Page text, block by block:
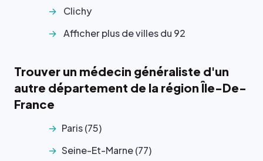
Clichy
Afficher plus de villes du 92
Trouver un médecin généraliste d'un
autre département de la région Île-De-
France
Paris (75)
Seine-Et-Marne (77)